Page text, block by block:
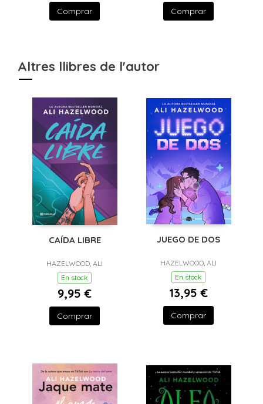
Comprar Comprar
Altres llibres de l'autor
CAÍDA LIBRE
HAZELWOOD, ALI
En stock
9,95 €
Comprar
JUEGO DE DOS
HAZELWOOD, ALI
En stock
13,95 €
Comprar